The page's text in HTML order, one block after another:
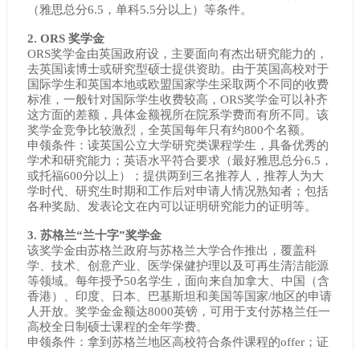
（雅思总分6.5，单科5.5分以上）等条件。
2. ORS 奖学金
ORS奖学金由英国政府设，主要面向有杰出研究能力的，
去英国读博士或研究型硕士提供资助。由于英国高校对于
国际学生和英国本地或欧盟国家学生采取两个不同的收费
标准，一般针对国际学生收费较高，ORS奖学金可以补齐
这方面的差额，具体金额视所在院系学费而有所不同。该
奖学金竞争比较激烈，全英国每年只有约800个名额。
申领条件：读英国公立大学研究类课程学生，具备优秀的
学术和研究能力；英语水平符合要求（最好雅思总分6.5，
或托福600分以上）；提供两到三名推荐人，推荐人为大
学时代、研究生时期和工作后对申请人情况熟知者；包括
各种奖励、发表论文在内可以证明研究能力的证明等。
3. 苏格兰“兰十字”奖学金
该奖学金由苏格兰政府与苏格兰大学合作推出，覆盖科
学、技术、创意产业、医学保健护理以及可再生清洁能源
等领域。每年授予50名学生，面向来自加拿大、中国（含
香港）、印度、日本、巴基斯坦和美国等国家/地区的申请
人开放。奖学金金额达8000英镑，可用于支付苏格兰任一
高校全日制硕士课程的全年学费。
申领条件：拿到苏格兰地区高校符合条件课程的offer；证